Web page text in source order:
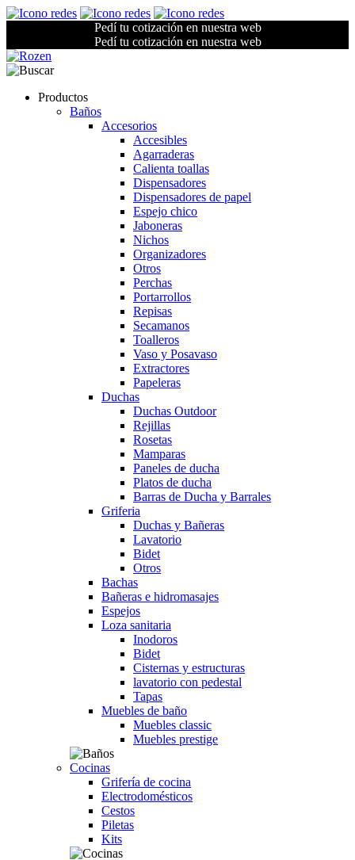
Pedí tu cotización en nuestra web
Pedí tu cotización en nuestra web
Productos
Baños
Accesorios
Accesibles
Agarraderas
Calienta toallas
Dispensadores
Dispensadores de papel
Espejo chico
Jaboneras
Nichos
Organizadores
Otros
Perchas
Portarrollos
Repisas
Secamanos
Toalleros
Vaso y Posavaso
Extractores
Papeleras
Duchas
Duchas Outdoor
Rejillas
Rosetas
Mamparas
Paneles de ducha
Platos de ducha
Barras de Ducha y Barrales
Griferia
Duchas y Bañeras
Lavatorio
Bidet
Otros
Bachas
Bañeras e hidromasajes
Espejos
Loza sanitaria
Inodoros
Bidet
Cisternas y estructuras
lavatorio con pedestal
Tapas
Muebles de baño
Muebles classic
Muebles prestige
Cocinas
Grifería de cocina
Electrodomésticos
Cestos
Piletas
Kits